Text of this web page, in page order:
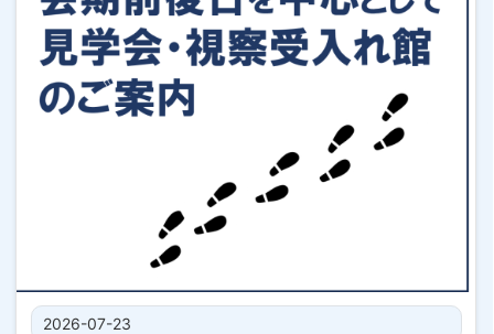
2026-07-23